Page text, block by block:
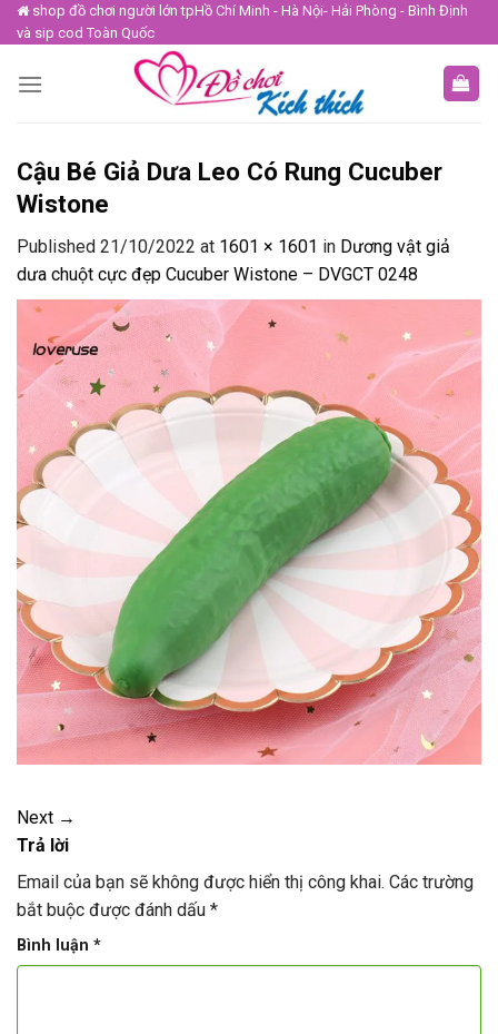
Skip
to
shop đồ chơi người lớn tpHồ Chí Minh - Hà Nội- Hải Phòng - Bình Định
và sip cod Toàn Quốc
Cậu Bé Giả Dưa Leo Có Rung Cucuber
Wistone
Published 21/10/2022 at 1601 × 1601 in Dương vật giả
dưa chuột cực đẹp Cucuber Wistone – DVGCT 0248
Next →
Trả lời
Email của bạn sẽ không được hiển thị công khai. Các trường
bắt buộc được đánh dấu *
Bình luận *